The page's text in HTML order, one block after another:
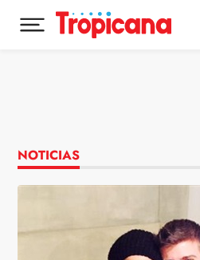
Desplegar menú principal
NOTICIAS